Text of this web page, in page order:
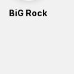
BiG Rock